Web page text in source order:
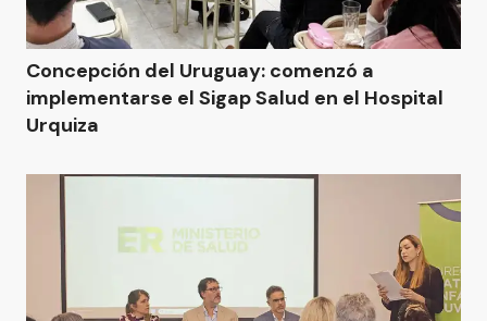
Concepción del Uruguay: comenzó a
implementarse el Sigap Salud en el Hospital
Urquiza